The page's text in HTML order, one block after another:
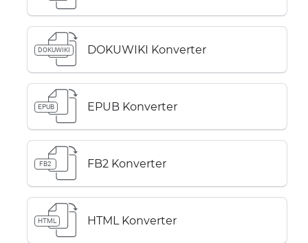
DOKUWIKI DOKUWIKI Konverter
EPUB EPUB Konverter
FB2 FB2 Konverter
HTML HTML Konverter